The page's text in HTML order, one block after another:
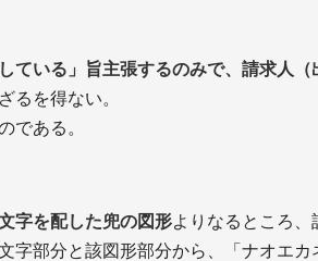
ている」旨主張するのみで、請求人
るを得ない。
である。
字を配した兜の図形よりなるところ、
部分と該図形部分から、「ナオエカ